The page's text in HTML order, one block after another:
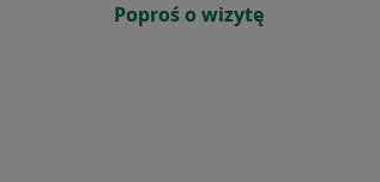
Poproś o wizytę